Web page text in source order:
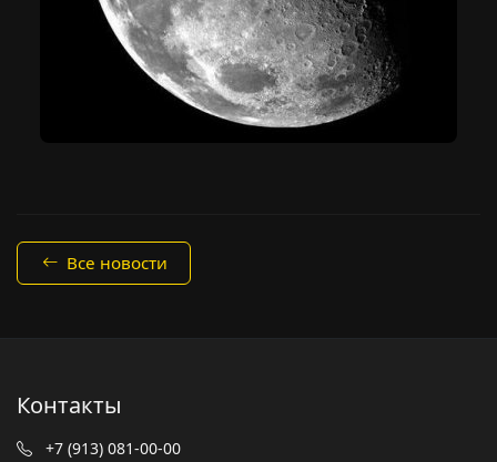
Все новости
Контакты
+7 (913) 081-00-00